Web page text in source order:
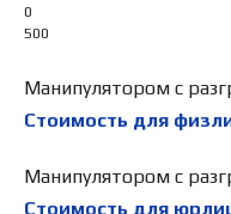
0
500
Манипулятором с
Стоимость для
Манипулятором с
Стоимость для